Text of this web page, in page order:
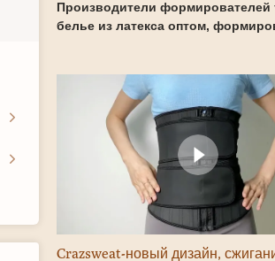
Производители формирователей
белье из латекса оптом,
Crazsweat-новый дизайн,